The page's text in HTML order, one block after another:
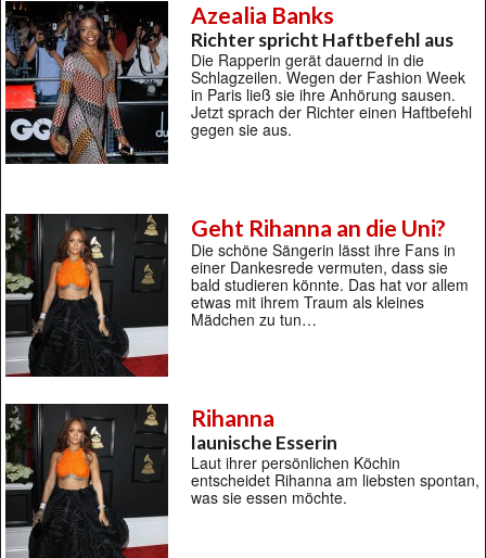
Azealia Banks
Richter spricht Haftbefehl aus
Die Rapperin gerät dauernd in die
Schlagzeilen. Wegen der Fashion Week
in Paris ließ sie ihre Anhörung sausen.
Jetzt sprach der Richter einen Haftbefehl
gegen sie aus.
Geht Rihanna an die Uni?
Die schöne Sängerin lässt ihre Fans in
einer Dankesrede vermuten, dass sie
bald studieren könnte. Das hat vor allem
etwas mit ihrem Traum als kleines
Mädchen zu tun…
Rihanna
launische Esserin
Laut ihrer persönlichen Köchin
entscheidet Rihanna am liebsten spontan,
was sie essen möchte.